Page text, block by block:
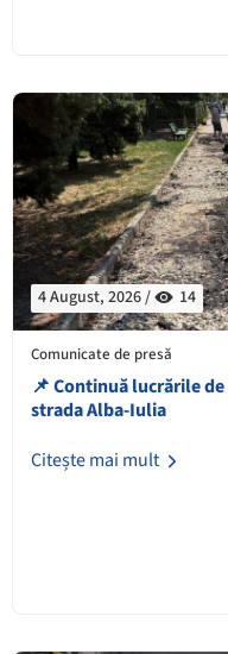
4 August, 2026 / 14
Comunicate de presă
📌 Continuă lucrările
strada Alba-Iulia
Citește mai mult